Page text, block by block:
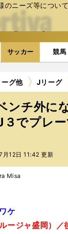
のニーズ等につい
ーバ)
サッカー 競馬
グ他 Jリーグ
ンチ外に
でプレ
12日 11:42 更新
Misa
ケ
ージャ盛岡）／